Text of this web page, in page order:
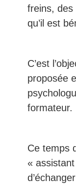
freins, des
qu’il est
C’est
proposée
formateur.
Ce temps
«